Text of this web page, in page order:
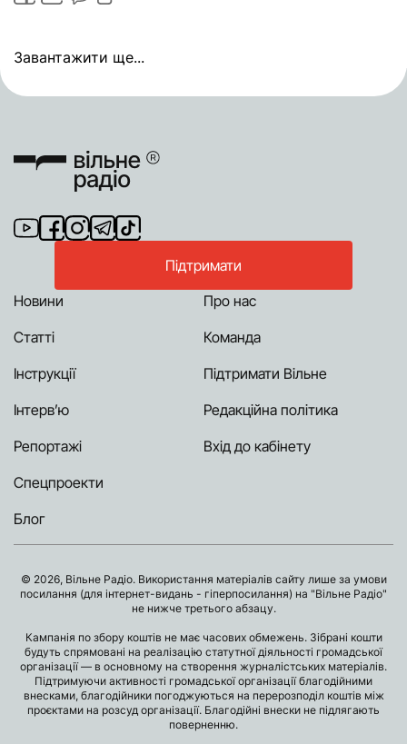
Завантажити ще...
Підтримати
Новини
Статті
Інструкції
Інтерв’ю
Репортажі
Спецпроекти
Блог
Про нас
Команда
Підтримати Вільне
Редакційна політика
Вхід до кабінету
© 2026, Вільне Радіо. Використання матеріалів сайту лише за умови
посилання (для інтернет-видань - гіперпосилання) на "Вільне Радіо"
не нижче третього абзацу.
Кампанія по збору коштів не має часових обмежень. Зібрані кошти
будуть спрямовані на реалізацію статутної діяльності громадської
організації — в основному на створення журналістських матеріалів.
Підтримуючи активності громадської організації благодійними
внесками, благодійники погоджуються на перерозподіл коштів між
проєктами на розсуд організації. Благодійні внески не підлягають
поверненню.